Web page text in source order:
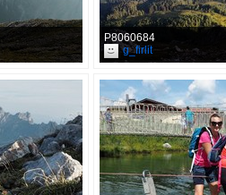
P8060684
g_firlit